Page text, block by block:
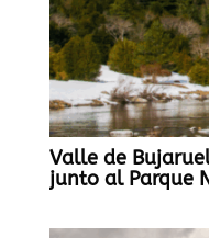
Valle de
junto al Parque